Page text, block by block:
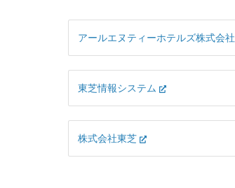
アールエヌティーホテルズ株式会社
東芝情報システム
株式会社東芝